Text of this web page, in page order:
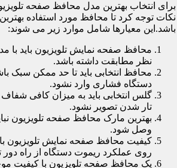
برای انتخاب بهترین مدل محافظ صفحه
نکات توجه کرد تا محافظ مورد استفاده
باشد.این معیارها شامل موارد زیر می شوند:
محافظ صفحه نمایش تلویزیون باید با
نظر مطابقت داشته باشد.
محافظ انتخابی باید تا حد ممکن سبک
دستگاه فشاری وارد نشود.
گلس انتخابی باید به میزان کافی
تار شدن تصویر نشود.
بهترین مارک محافظ صفحه تلویزیون
وصل شود.
کیفیت محافظ صفحه نمایش تلویزیون
روی عملکرد ریموت دستگاه از راه دور
یک محافظ صفحه تلویزیون با کیفیت